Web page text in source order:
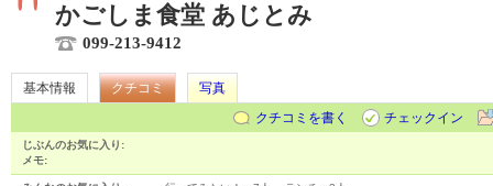
かごしま食堂 あじとみ
099-213-9412
基本情報 クチコミ
写真
クチコミを書く
チェックイン
じぶんのお気に入り:
メモ: